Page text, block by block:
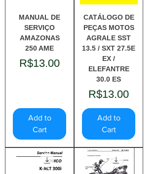
MANUAL DE
SERVIÇO
AMAZONAS
250 AME
Price
R$13.00
Add to
Cart
CATÁLOGO DE
PEÇAS MOTOS
AGRALE SST
13.5 / SXT 27.5E
EX /
ELEFANTRE
30.0 ES
Price
R$13.00
Add to
Cart